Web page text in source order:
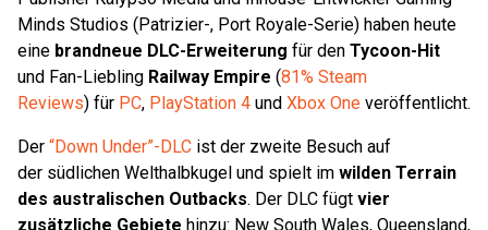
Minds Studios (Patrizier-, Port Royale-Serie) haben heute
eine brandneue DLC-Erweiterung für den Tycoon-Hit
und Fan-Liebling Railway Empire (81% Steam
Reviews) für PC, PlayStation 4 und Xbox One veröffentlicht.
Der “Down Under”-DLC ist der zweite Besuch auf
der südlichen Welthalbkugel und spielt im wilden Terrain
des australischen Outbacks. Der DLC fügt vier
zusätzliche Gebiete hinzu: New South Wales, Queensland,